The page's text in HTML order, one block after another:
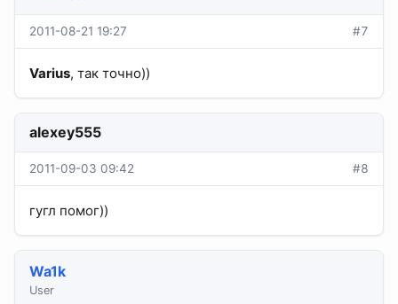
2011-08-21 19:27 #7
Varius, так точно))
alexey555
2011-09-03 09:42 #8
гугл помог))
Wa1k
User